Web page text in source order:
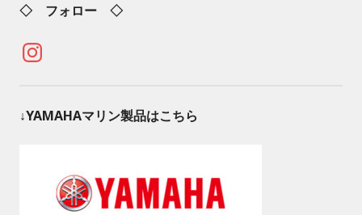
◇ フォロー ◇
Instagram
↓YAMAHAマリン製品はこちら